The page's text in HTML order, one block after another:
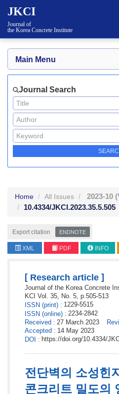
JKCI
Journal of
the Korea Concrete Institute
Main Menu
Journal Search
Home All Issues 2023-10
10.4334/JKCI.2023.35.5.505
Export citation ENDNOTE
XML PDF INFO
[ Research article ]
Journal of the Korea Concrete
KCI Vol. 35, No. 5, p.505-513
ISSN (print) : 1229-5515
ISSN (online) : 2234-2842
Received : 27 March 2023
Accepted : 14 May 2023
DOI : https://doi.org/10.4334/
전단벽의 소성힌
콘크리트 밀도의